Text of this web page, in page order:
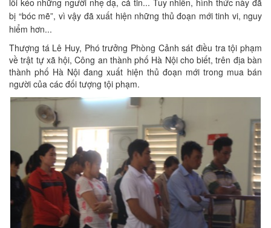
lôi kéo những người nhẹ dạ, cả tin... Tuy nhiên, hình thức này đã
bị “bóc mẽ”, vì vậy đã xuất hiện những thủ đoạn mới tinh vi, nguy
hiểm hơn...
Thượng tá Lê Huy, Phó trưởng Phòng Cảnh sát điều tra tội phạm
về trật tự xã hội, Công an thành phố Hà Nội cho biết, trên địa bàn
thành phố Hà Nội đang xuất hiện thủ đoạn mới trong mua bán
người của các đối tượng tội phạm.